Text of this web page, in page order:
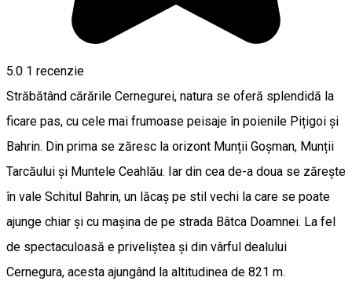
5.0 1 recenzie
Străbătând cărările Cernegurei, natura se oferă splendidă la
ficare pas, cu cele mai frumoase peisaje în poienile Pițigoi și
Bahrin. Din prima se zăresc la orizont Munții Goșman, Munții
Tarcăului și Muntele Ceahlău. Iar din cea de-a doua se zărește
în vale Schitul Bahrin, un lăcaș pe stil vechi la care se poate
ajunge chiar și cu mașina de pe strada Bâtca Doamnei. La fel
de spectaculoasă e priveliștea și din vârful dealului
Cernegura, acesta ajungând la altitudinea de 821 m.